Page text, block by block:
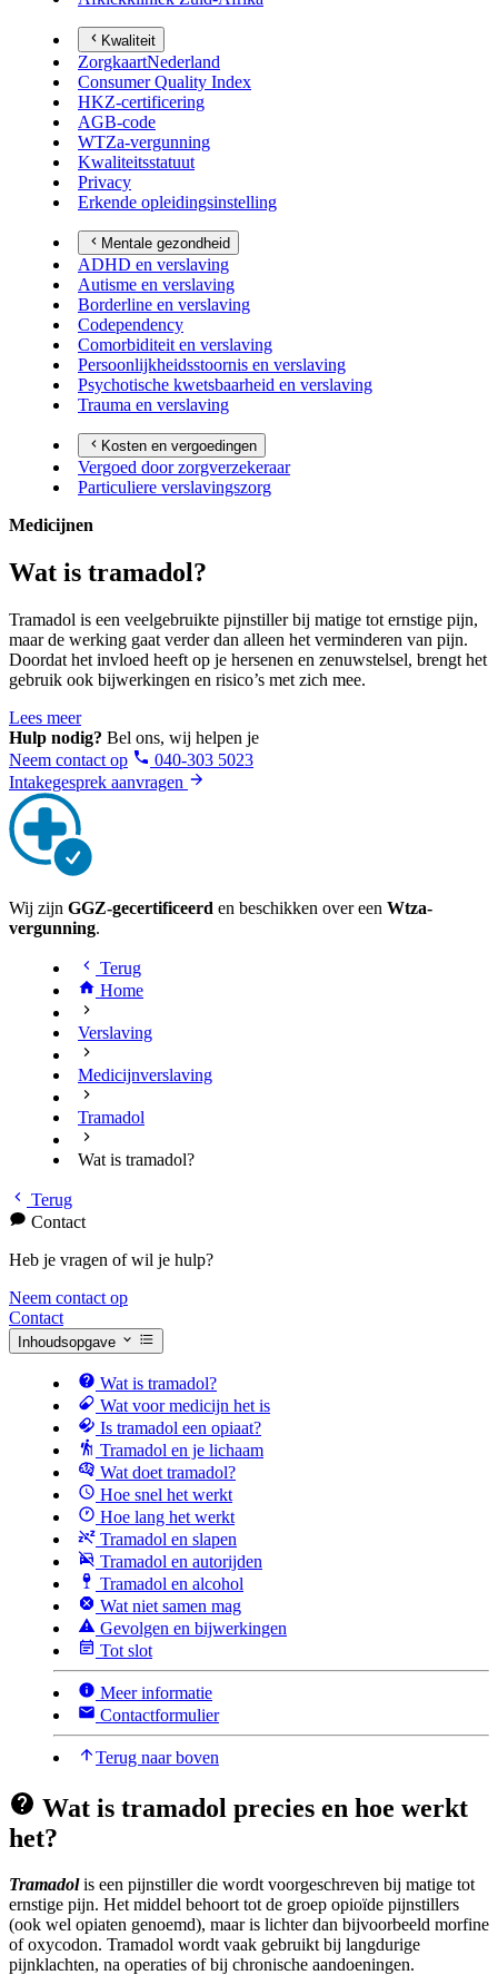
Kwaliteit
ZorgkaartNederland
Consumer Quality Index
HKZ-certificering
AGB-code
WTZa-vergunning
Kwaliteitsstatuut
Privacy
Erkende opleidingsinstelling
Mentale gezondheid
ADHD en verslaving
Autisme en verslaving
Borderline en verslaving
Codependency
Comorbiditeit en verslaving
Persoonlijkheidsstoornis en verslaving
Psychotische kwetsbaarheid en verslaving
Trauma en verslaving
Kosten en vergoedingen
Vergoed door zorgverzekeraar
Particuliere verslavingszorg
Medicijnen
Wat is tramadol?
Tramadol is een veelgebruikte pijnstiller bij matige tot ernstige pijn,
maar de werking gaat verder dan alleen het verminderen van pijn.
Doordat het invloed heeft op je hersenen en zenuwstelsel, brengt het
gebruik ook bijwerkingen en risico’s met zich mee.
Lees meer
Hulp nodig? Bel ons, wij helpen je
Neem contact op
040-303 5023
Intakegesprek aanvragen
Wij zijn GGZ-gecertificeerd en beschikken over een Wtza-
vergunning.
Terug
Home
Verslaving
Medicijnverslaving
Tramadol
Wat is tramadol?
Terug
Contact
Heb je vragen of wil je hulp?
Neem contact op
Contact
Inhoudsopgave
Wat is tramadol?
Wat voor medicijn het is
Is tramadol een opiaat?
Tramadol en je lichaam
Wat doet tramadol?
Hoe snel het werkt
Hoe lang het werkt
Tramadol en slapen
Tramadol en autorijden
Tramadol en alcohol
Wat niet samen mag
Gevolgen en bijwerkingen
Tot slot
Meer informatie
Contactformulier
Terug naar boven
Wat is tramadol precies en hoe werkt
het?
Tramadolis een pijnstiller die wordt voorgeschreven bij matige tot
ernstige pijn. Het middel behoort tot de groep opioïde pijnstillers
(ook wel opiaten genoemd), maar is lichter dan bijvoorbeeld morfine
of oxycodon. Tramadol wordt vaak gebruikt bij langdurige
pijnklachten, na operaties of bij chronische aandoeningen.